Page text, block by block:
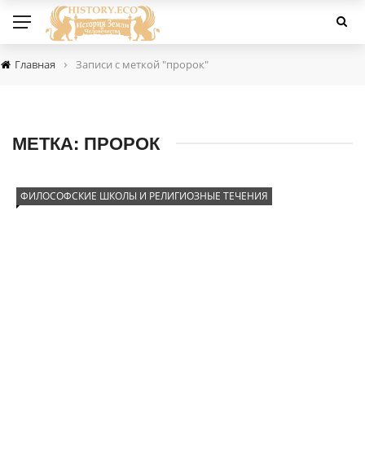
Главная › Записи с меткой "пророк"
МЕТКА: ПРОРОК
ФИЛОСОФСКИЕ ШКОЛЫ И РЕЛИГИОЗНЫЕ ТЕЧЕНИЯ